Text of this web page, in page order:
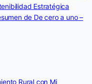
Estratégica
de De cero a uno –